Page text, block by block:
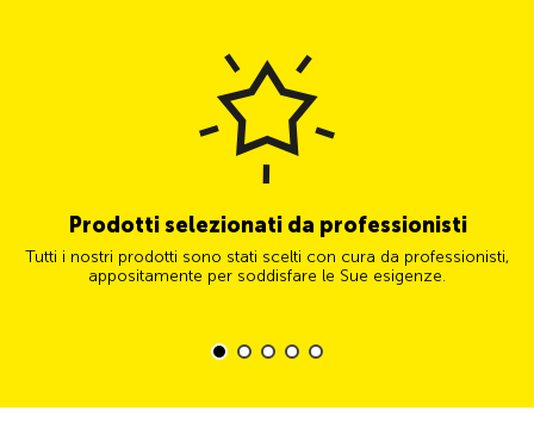
Prodotti selezionati da professionisti
Tutti i nostri prodotti sono stati scelti con cura da professionisti,
appositamente per soddisfare le Sue esigenze.